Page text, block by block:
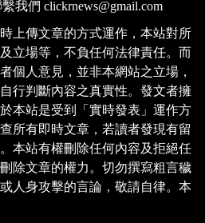
我們 clickrnews@gmail.com
上傳文章的方式運作，本站對所
立場等，不負任何法律責任。而
個人意見，並非本網站之立場，
行判斷內容之真實性。發文者擁
本站是受到「實時發表」運作方
所有即時文章，若讀者發現有留
本站有權刪除任何內容及拒絕任
除文章的權力。切勿撰寫粗言穢
人身攻擊的言論，敬請自律。本